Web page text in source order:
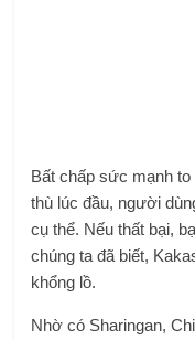
Bất chấp sức mạnh
thù lúc đầu, người
cụ thể. Nếu thất bại,
chúng ta đã biết,
khổng lồ.
Nhờ có Sharingan,